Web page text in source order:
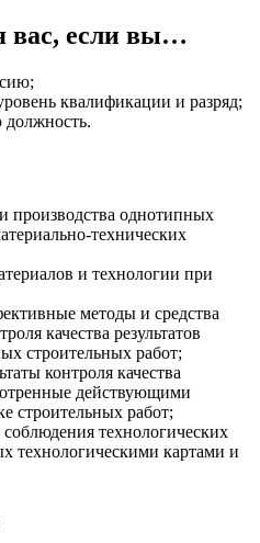
вас, если вы…
квалификации и разряд;
должность.
производства однотипных
технических
и технологии при
методы и средства
качества результатов
строительных работ;
контроля качества
действующими
строительных работ;
технологических
технологическими картами и